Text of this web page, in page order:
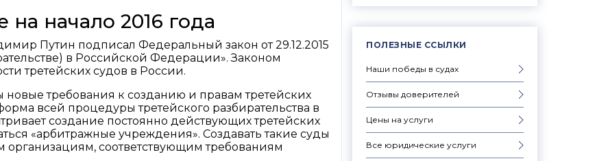
ПОЛЕЗНЫЕ ССЫЛКИ
Наши победы в судах
Отзывы доверителей
Цены на услуги
Все юридические услуги
на начало 2016 года
Путин подписал Федеральный закон от 29.12.2015
в Российской Федерации». Законом
третейских судов в России.
требования к созданию и правам третейских
всей процедуры третейского разбирательства в
создание постоянно действующих третейских
«арбитражные учреждения». Создавать такие суды
соответствующим требованиям